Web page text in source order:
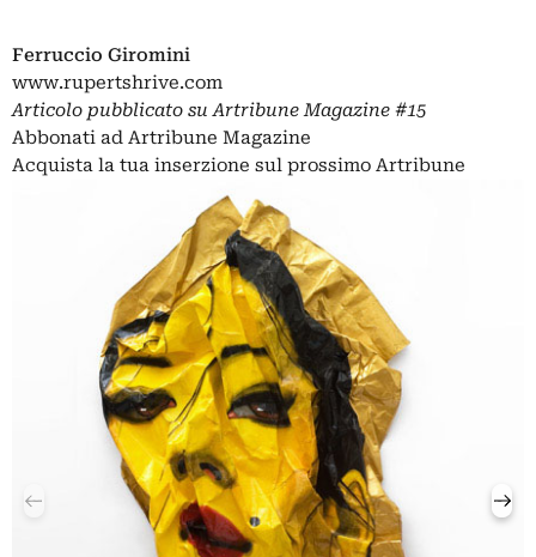
Ferruccio Giromini
www.rupertshrive.com
Articolo pubblicato su Artribune Magazine #15
Abbonati ad Artribune Magazine
Acquista la tua inserzione sul prossimo Artribune